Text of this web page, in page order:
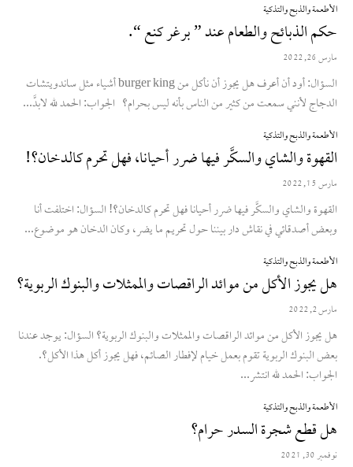
الأطعمة والذبح والتذكية
حكم الذبائح والطعام عند ” برغر كنع “.
مارس 26, 2022
السؤال: أود أن أعرف هل يجوز أن نأكل من burger king أشياء مثل ساندويتشات
الدجاج لأنني سمعت من كثير من الناس بأنه ليس بحرام؟ الجواب: الحمد لله لابدَّ...
الأطعمة والذبح والتذكية
القهوة والشاي والسكَّر فيها ضرر أحيانا، فهل تحرم كالدخان؟!
مارس 15, 2022
القهوة والشاي والسكَّر فيها ضرر أحيانا فهل تحرم كالدخان؟! السؤال: اختلفت أنا
وبعض أصدقائي في نقاش دار بيننا حول تحريم ما يضر، وكان الدخان هو موضوع...
الأطعمة والذبح والتذكية
هل يجوز الأكل من موائد الراقصات والممثلات والبنوك الربوية؟
مارس 2, 2022
هل يجوز الأكل من موائد الراقصات والممثلات والبنوك الربوية؟ السؤال: يوجد عندنا
الجواب: الحمد لله انتشر...
الأطعمة والذبح والتذكية
هل قطع شجرة السدر حرام؟
نوفمبر 30, 2021